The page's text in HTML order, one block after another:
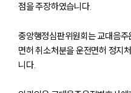
점을 주장하였습니다.
중앙행정심판위원회는 교대음
면허 취소처분을 운전면허 정지
니다.